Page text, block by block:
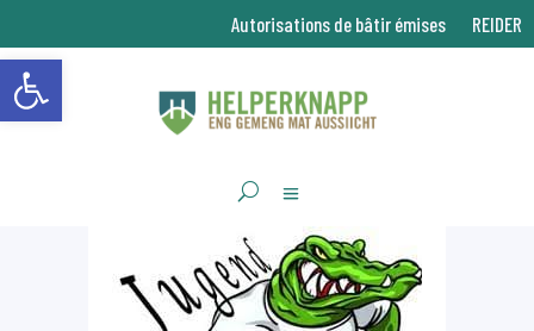
Ouvrir la barre d’outils
Autorisations de bâtir émises REIDER